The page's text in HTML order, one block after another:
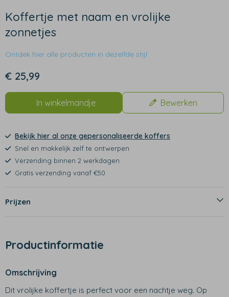
Koffertje met naam en vrolijke
zonnetjes
Ontdek hier alle producten in dezelfde stijl
€ 25,99
In winkelmandje Bewerken
Bekijk hier al onze gepersonaliseerde koffers
Snel en makkelijk zelf te ontwerpen
Verzending binnen 2 werkdagen
Gratis verzending vanaf €50
Prijzen
Productinformatie
Omschrijving
Dit vrolijke koffertje is perfect voor een nachtje weg. Op